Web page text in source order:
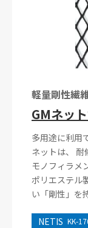
軽量剛性繊
GMネッ
多用途に利用
ネットは、
モノフィラメ
ポリエステル
い「剛性」を
NETIS KK-